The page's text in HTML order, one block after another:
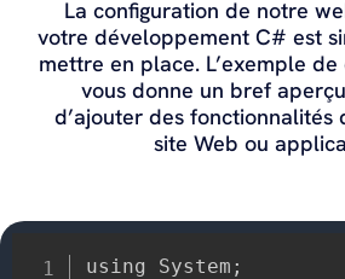
La configuration de notre
votre développement C# est
mettre en place. L’exemple
vous donne un bref
d’ajouter des fonctionnalités
site Web ou
using System;